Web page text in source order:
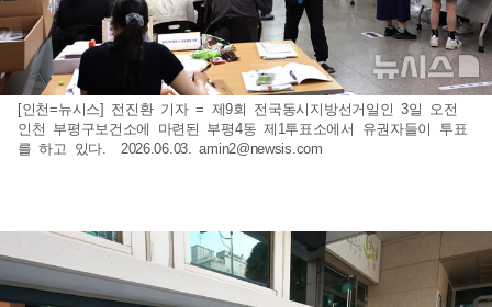
[인천=뉴시스] 전진환 기자 = 제9회 전국동시지방선거일인 3일 오전
인천 부평구보건소에 마련된 부평4동 제1투표소에서 유권자들이 투표
를 하고 있다. 2026.06.03.amin2@newsis.com